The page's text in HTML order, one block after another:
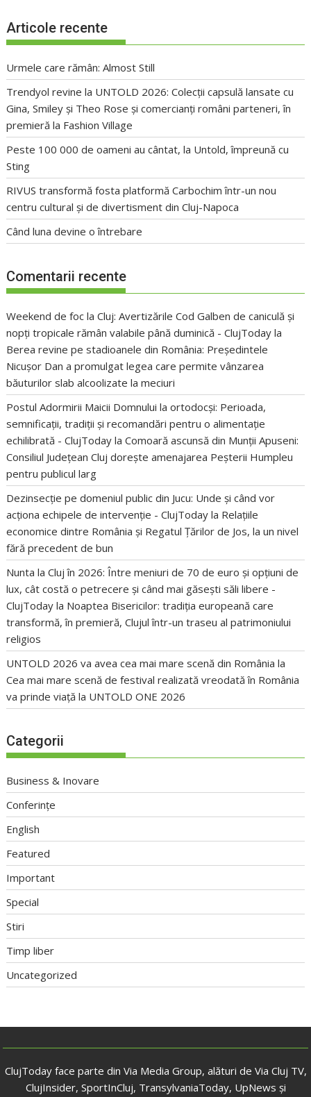
Articole recente
Urmele care rămân: Almost Still
Trendyol revine la UNTOLD 2026: Colecții capsulă lansate cu
Gina, Smiley și Theo Rose și comercianți români parteneri, în
premieră la Fashion Village
Peste 100 000 de oameni au cântat, la Untold, împreună cu
Sting
RIVUS transformă fosta platformă Carbochim într-un nou
centru cultural și de divertisment din Cluj-Napoca
Când luna devine o întrebare
Comentarii recente
Weekend de foc la Cluj: Avertizările Cod Galben de caniculă și
nopți tropicale rămân valabile până duminică - ClujToday la
Berea revine pe stadioanele din România: Președintele
Nicușor Dan a promulgat legea care permite vânzarea
băuturilor slab alcoolizate la meciuri
Postul Adormirii Maicii Domnului la ortodocși: Perioada,
semnificații, tradiții și recomandări pentru o alimentație
echilibrată - ClujToday laComoară ascunsă din Munții Apuseni:
Consiliul Județean Cluj dorește amenajarea Peșterii Humpleu
pentru publicul larg
Dezinsecție pe domeniul public din Jucu: Unde și când vor
acționa echipele de intervenție - ClujToday la Relațiile
economice dintre România și Regatul Țărilor de Jos, la un nivel
fără precedent de bun
Nunta la Cluj în 2026: Între meniuri de 70 de euro și opțiuni de
lux, cât costă o petrecere și când mai găsești săli libere -
ClujToday la Noaptea Bisericilor: tradiția europeană care
transformă, în premieră, Clujul într-un traseu al patrimoniului
religios
UNTOLD 2026 va avea cea mai mare scenă din România la
Cea mai mare scenă de festival realizată vreodată în România
va prinde viață la UNTOLD ONE 2026
Categorii
Business & Inovare
Conferințe
English
Featured
Important
Special
Stiri
Timp liber
Uncategorized
ClujToday face parte din Via Media Group, alături de Via Cluj TV,
ClujInsider, SportInCluj, TransylvaniaToday, UpNews și